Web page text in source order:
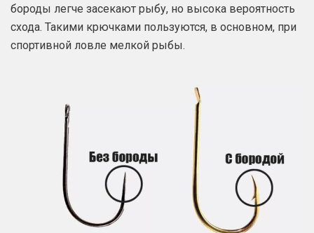
бороды легче засекают рыбу, но высока вероятность
схода. Такими крючками пользуются, в основном, при
спортивной ловле мелкой рыбы.